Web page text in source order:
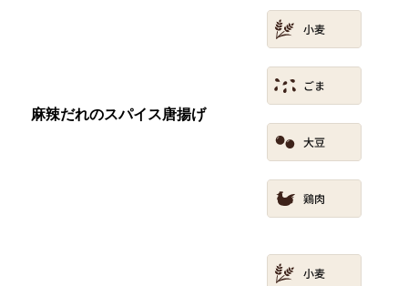
麻辣だれのスパイス唐揚げ